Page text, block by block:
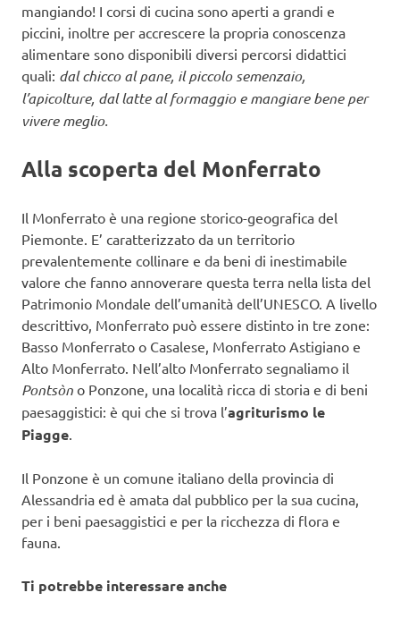
mangiando! I corsi di cucina sono aperti a grandi e
piccini, inoltre per accrescere la propria conoscenza
alimentare sono disponibili diversi percorsi didattici
quali: dal chicco al pane, il piccolo semenzaio,
l’apicolture, dal latte al formaggio e mangiare bene per
vivere meglio.
Alla scoperta del Monferrato
Il Monferrato è una regione storico-geografica del
Piemonte. E’ caratterizzato da un territorio
prevalentemente collinare e da beni di inestimabile
valore che fanno annoverare questa terra nella lista del
Patrimonio Mondale dell’umanità dell’UNESCO. A livello
descrittivo, Monferrato può essere distinto in tre zone:
Basso Monferrato o Casalese, Monferrato Astigiano e
Alto Monferrato. Nell’alto Monferrato segnaliamo il
Pontsòn o Ponzone, una località ricca di storia e di beni
paesaggistici: è qui che si trova l’agriturismo le
Piagge
Il Ponzone è un comune italiano della provincia di
Alessandria ed è amata dal pubblico per la sua cucina,
per i beni paesaggistici e per la ricchezza di flora e
fauna.
Ti potrebbe interessare anche